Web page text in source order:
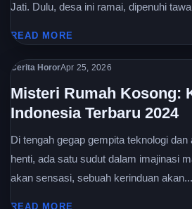
Jati. Dulu, desa ini ramai, dipenuhi
READ MORE
Cerita HororApr 25, 2026
Misteri Rumah Kosong:
Indonesia Terbaru 2024
Di tengah gegap gempita teknologi
henti, ada satu sudut dalam imajinasi
akan sensasi, sebuah kerinduan akan...
READ MORE